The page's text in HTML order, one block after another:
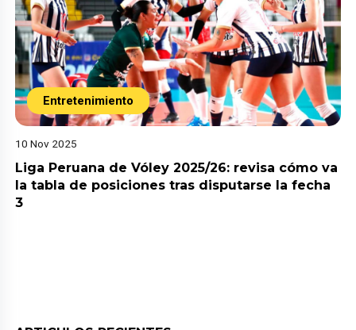
Entretenimiento
10 Nov 2025
Liga Peruana de Vóley 2025/26: revisa cómo va
la tabla de posiciones tras disputarse la fecha
3